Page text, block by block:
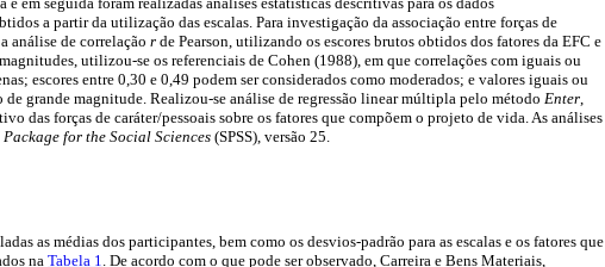
a partir da utilização das escalas. Para investigação da associação entre forças de
análise de correlação r de Pearson, utilizando os escores brutos obtidos dos fatores da EFC e
utilizou-se os referenciais de Cohen (1988), em que correlações com iguais ou
escores entre 0,30 e 0,49 podem ser considerados como moderados; e valores iguais ou
de grande magnitude. Realizou-se análise de regressão linear múltipla pelo método Enter
das forças de caráter/pessoais sobre os fatores que compõem o projeto de vida. As análises
for the Social Sciences(SPSS), versão 25.
as médias dos participantes, bem como os desvios-padrão para as escalas e os fatores que
na Tabela 1. De acordo com o que pode ser observado, Carreira e Bens Materiais,